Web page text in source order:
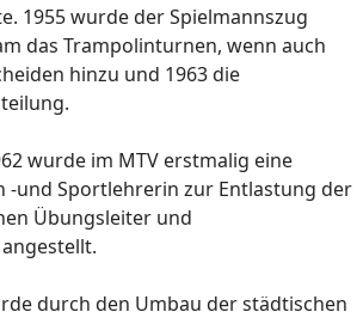
1955 wurde der Spielmannszug
das Trampolinturnen, wenn auch
hinzu und 1963 die
wurde im MTV erstmalig eine
-und Sportlehrerin zur Entlastung der
Übungsleiter und
durch den Umbau der städtischen